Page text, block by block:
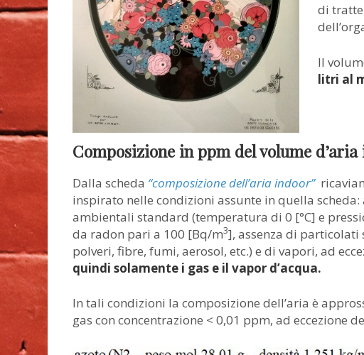
di
Il
litri al
Composizione in ppm del volume
Dalla scheda “composizione dell’aria indoor”
inspirato nelle condizioni assunte in quella
ambientali standard (temperatura di 0 [°C] e
da radon pari a 100 [Bq/m3], assenza di
polveri, fibre, fumi, aerosol, etc.) e di vapori, ad
quindi solamente i gas e il vapor d’acqua.
In tali condizioni la composizione dell’aria è
gas con concentrazione < 0,01 ppm, ad eccezione